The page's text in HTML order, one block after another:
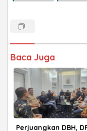
Baca Juga
Perjuangkan DBH,